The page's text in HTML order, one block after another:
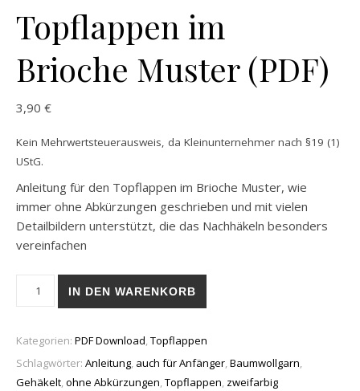
Topflappen im
Brioche Muster (PDF)
3,90 €
Kein Mehrwertsteuerausweis, da Kleinunternehmer nach §19 (1)
UStG.
Anleitung für den Topflappen im Brioche Muster, wie
immer ohne Abkürzungen geschrieben und mit vielen
Detailbildern unterstützt, die das Nachhäkeln besonders
vereinfachen
Topflappen im Brioche Muster (PDF) Menge
IN DEN WARENKORB
Kategorien: PDF Download,Topflappen
Schlagwörter: Anleitung, auch für Anfänger,Baumwollgarn,
Gehäkelt,ohne Abkürzungen,Topflappen, zweifarbig